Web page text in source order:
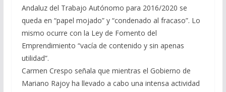
Andaluz del Trabajo Autónomo para 2016/2020 se
queda en “papel mojado” y “condenado al fracaso”. Lo
mismo ocurre con la Ley de Fomento del
Emprendimiento “vacía de contenido y sin apenas
utilidad”.
Carmen Crespo señala que mientras el Gobierno de
Mariano Rajoy ha llevado a cabo una intensa actividad